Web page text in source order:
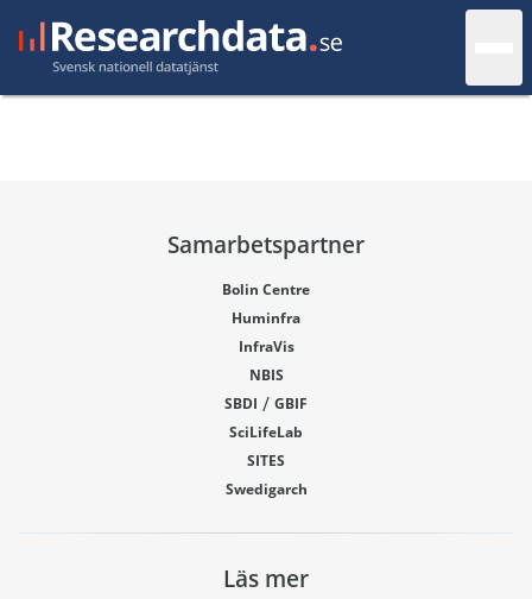
Samarbetspartner
Bolin Centre
Huminfra
InfraVis
NBIS
SBDI / GBIF
SciLifeLab
SITES
Swedigarch
Läs mer